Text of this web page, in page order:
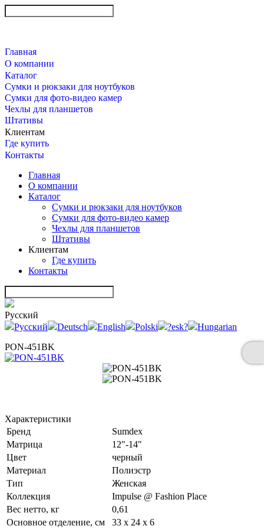
Главная
О компании
Каталог
Сумки и рюкзаки для ноутбуков
Сумки для фото-видео камер
Чехлы для планшетов
Штативы
Клиентам
Где купить
Контакты
Главная
О компании
Каталог
Сумки и рюкзаки для ноутбуков
Сумки для фото-видео камер
Чехлы для планшетов
Штативы
Клиентам
Где купить
Контакты
Русский
Русский
Deutsch English Polski ?esk?
Hungarian
PON-451BK
Характеристики
Бренд
Sumdex
Матрица
12"-14"
Цвет
черный
Материал
Полиэстр
Тип
Женская
Коллекция
Impulse @ Fashion Place
Вес нетто, кг
0,61
Основное отделение, см
33 x 24 x 6